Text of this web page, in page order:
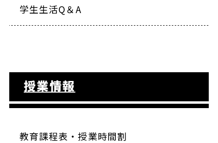
学生生活Q＆A
授業情報
教育課程表・授業時間割